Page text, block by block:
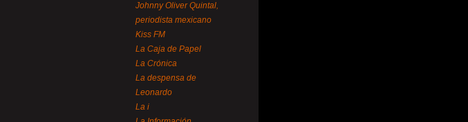
Johnny Oliver Quintal,
periodista mexicano
Kiss FM
La Caja de Papel
La Crónica
La despensa de
Leonardo
La i